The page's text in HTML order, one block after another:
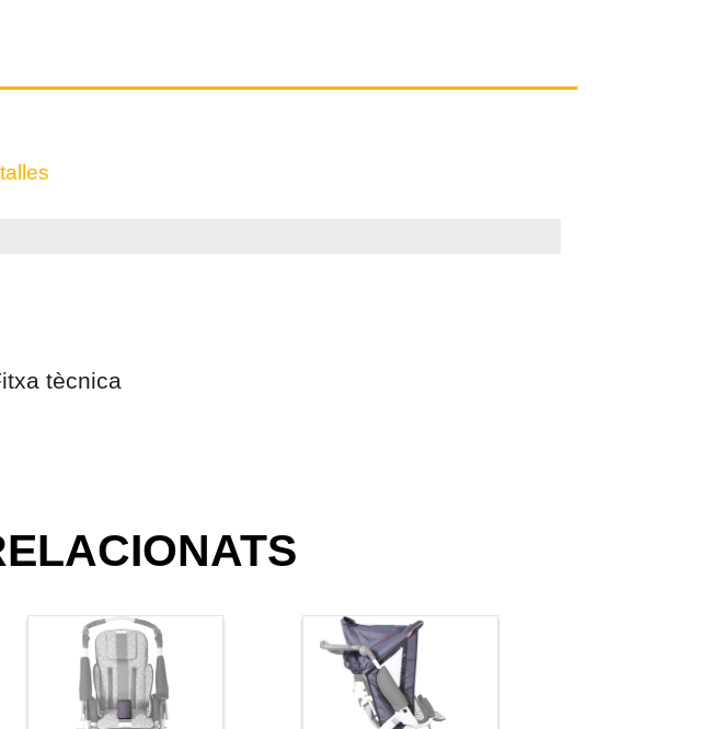
tècnica